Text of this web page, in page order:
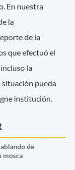
En nuestra
la
de la
que efectuó el
la
situación pueda
institución.
de
mosca